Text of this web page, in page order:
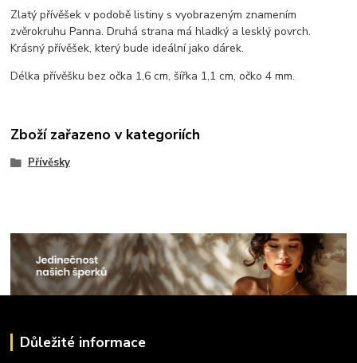
Zlatý přívěšek v podobě listiny s vyobrazeným znamením
zvěrokruhu Panna. Druhá strana má hladký a lesklý povrch.
Krásný přívěšek, který bude ideální jako dárek.
Délka přívěšku bez očka 1,6 cm, šířka 1,1 cm, očko 4 mm.
Zboží zařazeno v kategoriích
Přívěsky
Důležité informace